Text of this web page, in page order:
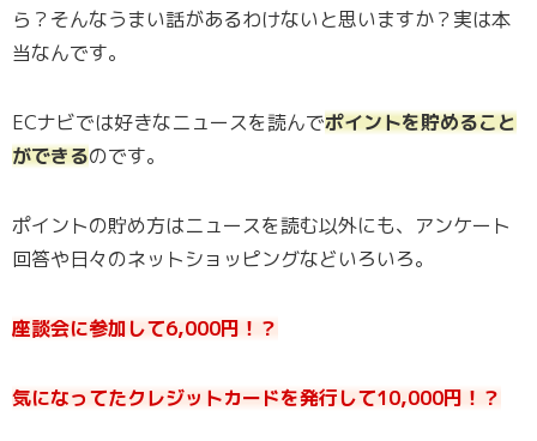
ら？そんなうまい話があるわけないと思いますか？実は本
当なんです。
ECナビでは好きなニュースを読んでポイントを貯めること
ができるのです。
ポイントの貯め方はニュースを読む以外にも、アンケート
回答や日々のネットショッピングなどいろいろ。
座談会に参加して6,000円！？
気になってたクレジットカードを発行して10,000円！？